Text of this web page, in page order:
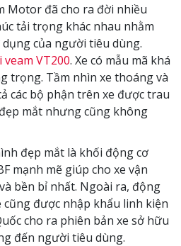
Motor đã cho ra đời nhiều
tải trọng khác nhau nhằm
của người tiêu dùng.
veam VT200. Xe có mẫu mã khá
trọng. Tầm nhìn xe thoáng và
các bộ phận trên xe được trau
mắt nhưng cũng không
đẹp mắt là khối động cơ
mạnh mẽ giúp cho xe vận
bền bỉ nhất. Ngoài ra, động
cũng được nhập khẩu linh kiện
cho ra phiên bản xe sở hữu
đến người tiêu dùng.